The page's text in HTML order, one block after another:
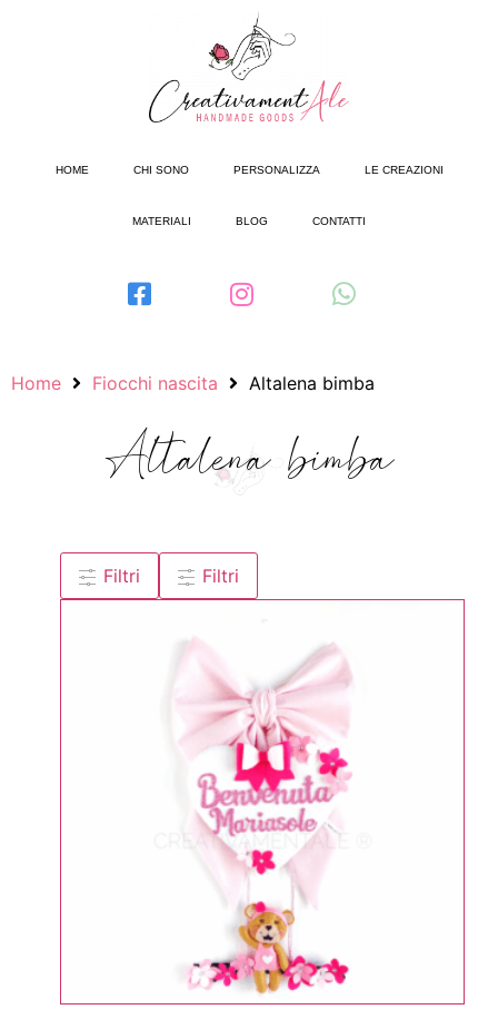
HOME CHI SONO PERSONALIZZA LE CREAZIONI
MATERIALI BLOG CONTATTI
Home Fiocchi nascita Altalena bimba
Altalena bimba
Filtri Filtri